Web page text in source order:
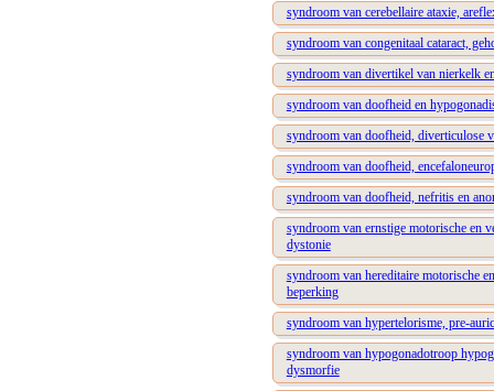
syndroom van cerebellaire ataxie,
syndroom van congenitaal cataract,
syndroom van divertikel van nierkelk
syndroom van doofheid en
syndroom van doofheid, diverticulose
syndroom van doofheid,
syndroom van doofheid, nefritis en
syndroom van ernstige motorische en
dystonie
syndroom van hereditaire motorische
beperking
syndroom van hypertelorisme, pre-
syndroom van hypogonadotroop
dysmorfie